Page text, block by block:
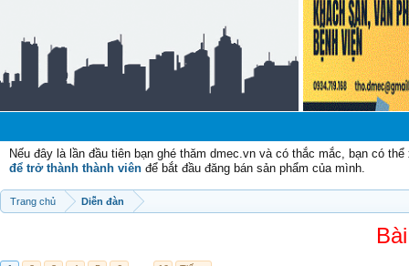
Nếu đây là lần đầu tiên bạn ghé thăm dmec.vn và có thắc mắc, bạn có
để trở thành thành viên để bắt đầu đăng bán sản phẩm của mình.
Trang chủ Diễn đàn